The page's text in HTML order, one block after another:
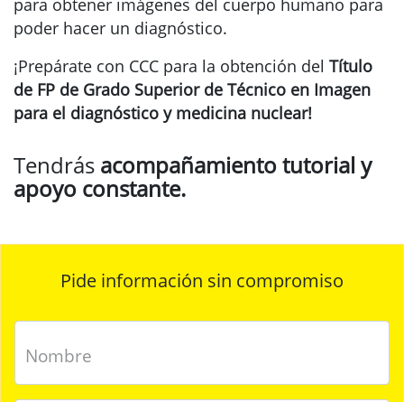
para obtener imágenes del cuerpo humano para
poder hacer un diagnóstico.
¡Prepárate con CCC para la obtención del Título
de FP de Grado Superior de Técnico en Imagen
para el diagnóstico y medicina nuclear!
Tendrás acompañamiento tutorial y
apoyo constante.
Pide información sin compromiso
Nombre